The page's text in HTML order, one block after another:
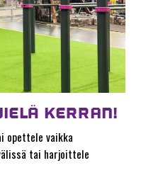
KERRAN!
opettele vaikka
tai harjoittele